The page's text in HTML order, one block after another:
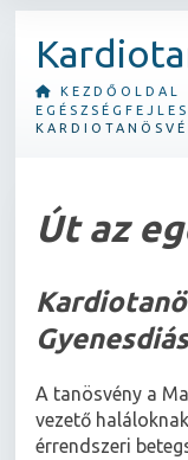
KEZDŐOLDAL
Út az
A tanösvény a
vezető
érrendszeri